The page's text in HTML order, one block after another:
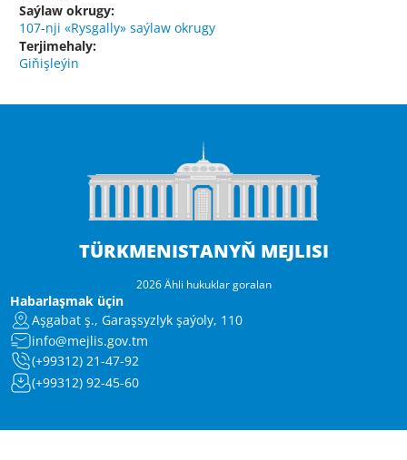
Saýlaw okrugy:
107-nji «Rysgally» saýlaw okrugy
Terjimehaly:
Giňişleýin
TÜRKMENISTANYŇ MEJLISI
2026 Ähli hukuklar goralan
Habarlaşmak üçin
Aşgabat ş., Garaşsyzlyk şaýoly, 110
info@mejlis.gov.tm
(+99312) 21-47-92
(+99312) 92-45-60